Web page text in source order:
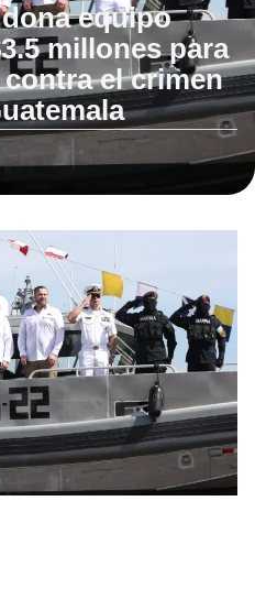
equipo
millones para
el crimen